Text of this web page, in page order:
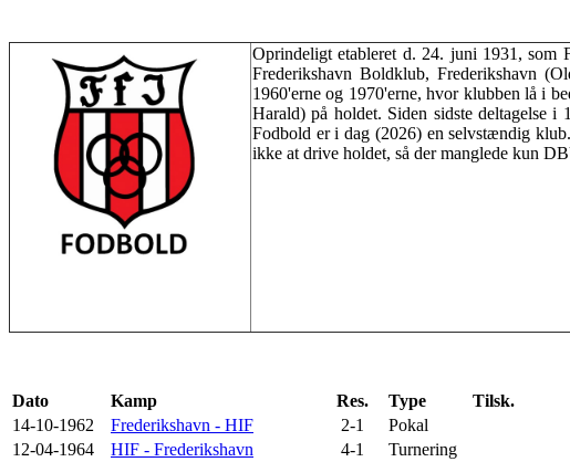
Oprindeligt etableret d. 24. juni 1931, som
Frederikshavn Boldklub, Frederikshavn
1960'erne og 1970'erne, hvor klubben lå i
Harald) på holdet. Siden sidste deltagelse
Fodbold er i dag (2026) en selvstændig
ikke at drive holdet, så der manglede kun
Dato Kamp Res. Type
Tilsk.
14-10-1962
Frederikshavn - HIF 2-1
Pokal
12-04-1964
HIF - Frederikshavn 4-1
Turnering